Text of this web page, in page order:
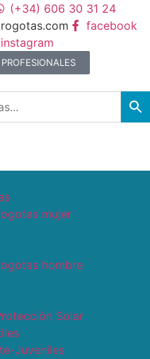
(+34) 606 30 31 24
facebook
instagram
mujer
hombre
Solar
Juveniles